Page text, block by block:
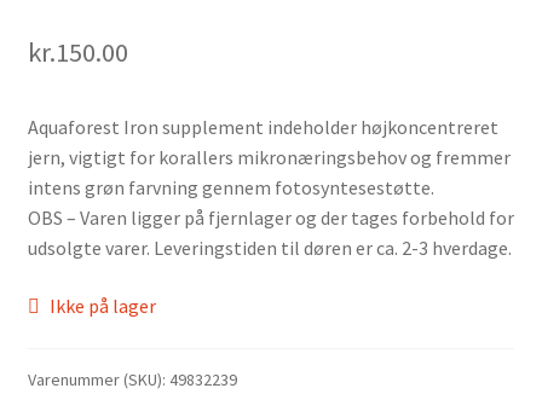
kr.150.00
Aquaforest Iron supplement indeholder højkoncentreret
jern, vigtigt for korallers mikronæringsbehov og fremmer
intens grøn farvning gennem fotosyntesestøtte.
OBS – Varen ligger på fjernlager og der tages forbehold for
udsolgte varer. Leveringstiden til døren er ca. 2-3 hverdage.
Ikke på lager
Varenummer (SKU): 49832239